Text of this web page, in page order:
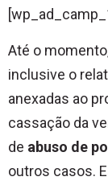
Até o
inclusive o
anexadas ao
cassação da
de abuso de
outros casos.